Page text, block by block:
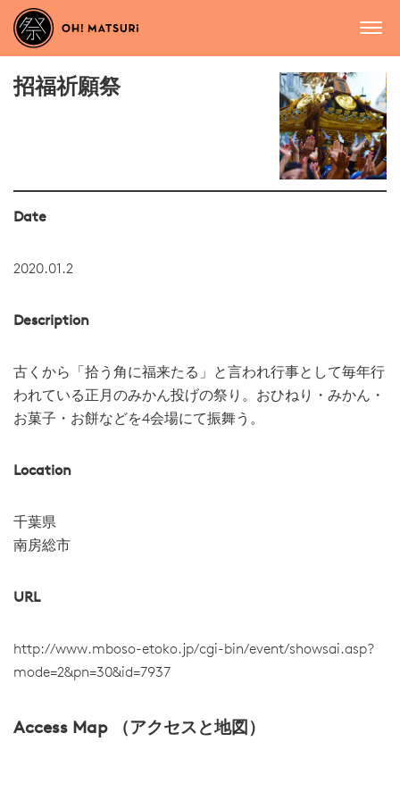
招福祈願祭
Date
2020.01.2
Description
古くから「拾う角に福来たる」と言われ行事として毎年行
われている正月のみかん投げの祭り。おひねり・みかん・
お菓子・お餅などを4会場にて振舞う。
Location
千葉県
南房総市
URL
http://www.mboso-etoko.jp/cgi-bin/event/showsai.asp?
mode=2&pn=30&id=7937
Access Map （アクセスと地図）